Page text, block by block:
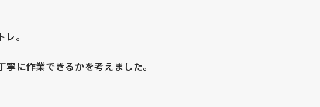
。
に作業できるかを考えました。